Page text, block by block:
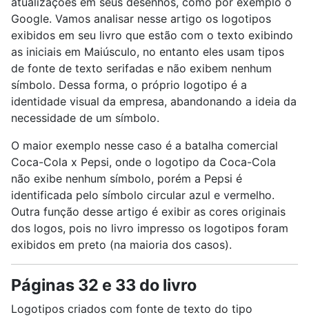
Google. Vamos analisar nesse artigo os logotipos
exibidos em seu livro que estão com o texto exibindo
as iniciais em Maiúsculo, no entanto eles usam tipos
de fonte de texto serifadas e não exibem nenhum
símbolo. Dessa forma, o próprio logotipo é a
identidade visual da empresa, abandonando a ideia da
necessidade de um símbolo.
O maior exemplo nesse caso é a batalha comercial
Coca-Cola x Pepsi, onde o logotipo da Coca-Cola
não exibe nenhum símbolo, porém a Pepsi é
identificada pelo símbolo circular azul e vermelho.
Outra função desse artigo é exibir as cores originais
dos logos, pois no livro impresso os logotipos foram
exibidos em preto (na maioria dos casos).
Páginas 32 e 33 do livro
Logotipos criados com fonte de texto do tipo